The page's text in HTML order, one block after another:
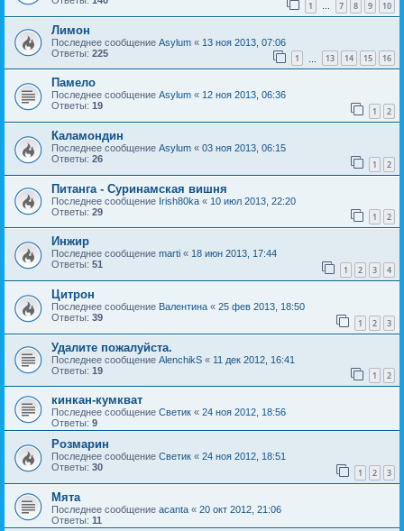
1 … 7 8 9 10
Лимон
Последнее сообщение Asylum « 13 ноя 2013, 07:06
Ответы: 225 1 13 14 15 16
Памело
Последнее сообщение Asylum « 12 ноя 2013, 06:36
Ответы: 19 1 2
Каламондин
Последнее сообщение Asylum « 03 ноя 2013, 06:15
Ответы: 26 1 2
Питанга - Суринамская вишня
Последнее сообщение Irish80ka « 10 июл 2013, 22:20
Ответы: 29 1 2
Инжир
Последнее сообщение marti « 18 июн 2013, 17:44
Ответы: 51 1 2 3 4
Цитрон
Последнее сообщение Валентина « 25 фев 2013, 18:50
Ответы: 39 1 2 3
Удалите пожалуйста.
Последнее сообщение AlenchikS « 11 дек 2012, 16:41
Ответы: 19 1 2
кинкан-кумкват
Последнее сообщение Светик « 24 ноя 2012, 18:56
Ответы: 9
Розмарин
Последнее сообщение Светик « 24 ноя 2012, 18:51
Ответы: 30 1 2 3
Мята
Последнее сообщение acanta « 20 окт 2012, 21:06
Ответы: 11